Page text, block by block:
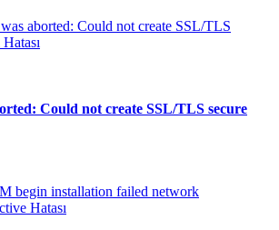
Could not create SSL/TLS secure